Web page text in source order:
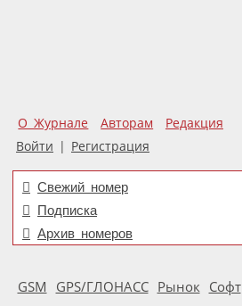
О Журнале Авторам
Редакция
Войти | Регистрация
Свежий номер
Подписка
Архив номеров
GSM GPS/ГЛОНАСС Рынок Софт